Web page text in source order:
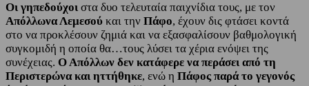
Οι γηπεδούχοι στα δυο τελευταία παιχνίδια τους, με τον
Απόλλωνα Λεμεσού και την Πάφο, έχουν δις φτάσει κοντά
στο να προκλέσουν ζημιά και να εξασφαλίσουν βαθμολογική
συγκομιδή η οποία θα…τους λύσει τα χέρια ενόψει της
συνέχειας. Ο Απόλλων δεν κατάφερε να περάσει από τη
Περιστερώνα και ηττήθηκε, ενώ η Πάφος παρά το γεγονός